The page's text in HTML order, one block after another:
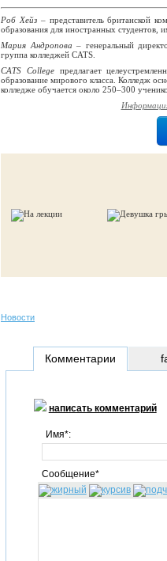
Роб Хейз– представитель британской
образования для иностранных студентов,
Мария Андропова – генеральный
группа колледжей CATS.
CATS Collegeпредлагает
образование мирового класса. Колледж
колледже обучается около 250–300
Новости
Комментарии
написать комментарий
Имя*:
Сообщение*